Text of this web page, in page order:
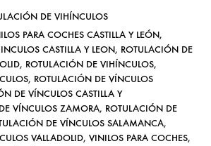
DE VIHÍNCULOS
PARA COCHES CASTILLA Y LEÓN,
CASTILLA Y LEON, ROTULACIÓN DE
, ROTULACIÓN DE VIHÍNCULOS,
, ROTULACIÓN DE VÍNCULOS
DE VÍNCULOS CASTILLA Y
VÍNCULOS ZAMORA, ROTULACIÓN DE
DE VÍNCULOS SALAMANCA,
VALLADOLID, VINILOS PARA COCHES,